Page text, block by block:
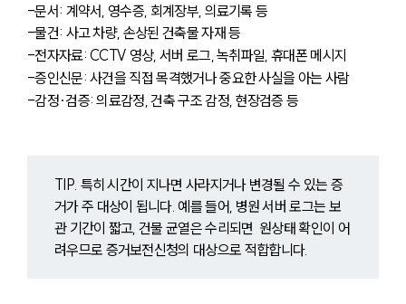
-문서: 계약서, 영수증, 회계장부, 의료기록 등
-물건: 사고 차량, 손상된 건축물 자재 등
-전자자료: CCTV 영상, 서버 로그, 녹취파일, 휴대폰 메시지
-증인신문: 사건을 직접 목격했거나 중요한 사실을 아는 사람
-감정·검증: 의료감정, 건축 구조 감정, 현장검증 등
TIP. 특히 시간이 지나면 사라지거나 변경될 수 있는 증
거가 주 대상이 됩니다. 예를 들어, 병원 서버 로그는 보
관 기간이 짧고, 건물 균열은 수리되면  원상태 확인이 어
려우므로 증거보전신청의 대상으로 적합합니다.